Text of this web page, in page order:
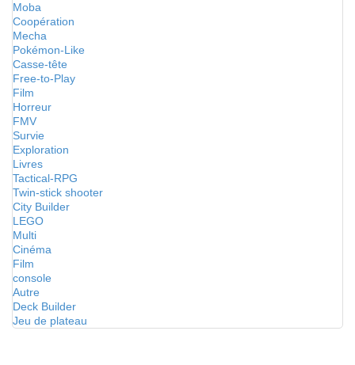
Moba
Coopération
Mecha
Pokémon-Like
Casse-tête
Free-to-Play
Film
Horreur
FMV
Survie
Exploration
Livres
Tactical-RPG
Twin-stick shooter
City Builder
LEGO
Multi
Cinéma
Film
console
Autre
Deck Builder
Jeu de plateau